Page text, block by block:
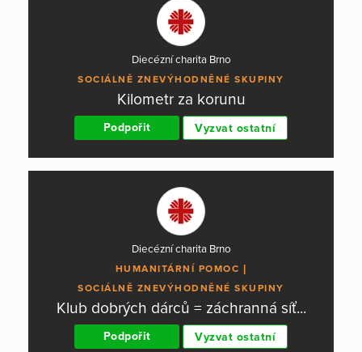
Diecézní charita Brno
SOCIÁLNĚ ZNEVÝHODNĚNÉ SKUPINY
Kilometr za korunu
Podpořit Vyzvat ostatní
Diecézní charita Brno
HUMANITÁRNÍ POMOC
SOCIÁLNĚ ZNEVÝHODNĚNÉ SKUPINY
Klub dobrých dárců = záchranná síť...
Podpořit Vyzvat ostatní